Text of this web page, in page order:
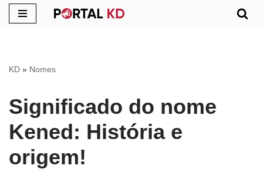
conteúdo
KD » Nomes
Significado do nome
Kened: História e
origem!